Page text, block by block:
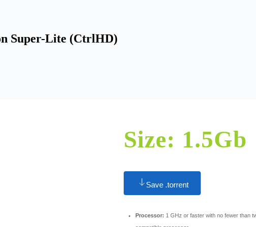
Super-Lite (CtrlHD)
Size: 1.5Gb
Save .torrent
Processor: 1 GHz or faster with no fewer than